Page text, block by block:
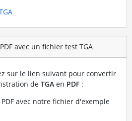
avec un fichier test TGA
sur le lien suivant pour convertir
de TGAen PDF:
avec notre fichier d'exemple